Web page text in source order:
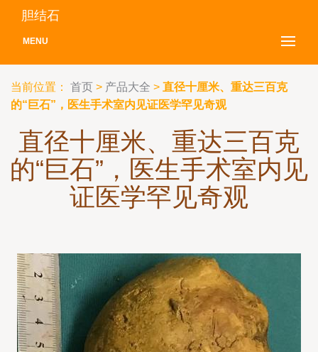
胆结石
MENU
当前位置： 首页 > 产品大全 > 直径十厘米、重达三百克
的“巨石”，医生手术室内见证医学罕见奇观
直径十厘米、重达三百克
的“巨石”，医生手术室内见
证医学罕见奇观